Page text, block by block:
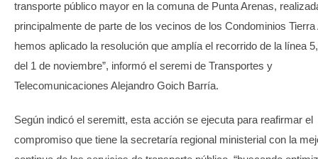
transporte público mayor en la comuna de Punta Arenas,
principalmente de parte de los vecinos de los Condominios Tierra
hemos aplicado la resolución que amplía el recorrido de la línea
del 1 de noviembre”, informó el seremi de Transportes y
Telecomunicaciones Alejandro Goich Barría.
Según indicó el seremitt, esta acción se ejecuta para reafirmar el
compromiso que tiene la secretaría regional ministerial con la